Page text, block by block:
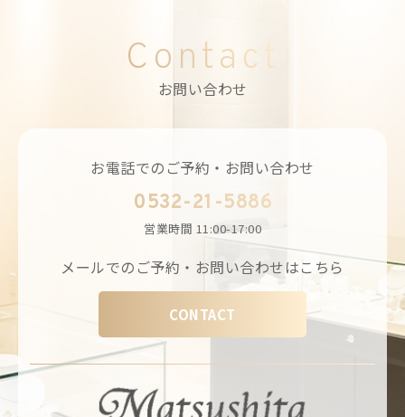
Contact
お問い合わせ
お電話でのご予約・お問い合わせ
0532-21-5886
営業時間 11:00-17:00
メールでのご予約・お問い合わせはこちら
CONTACT